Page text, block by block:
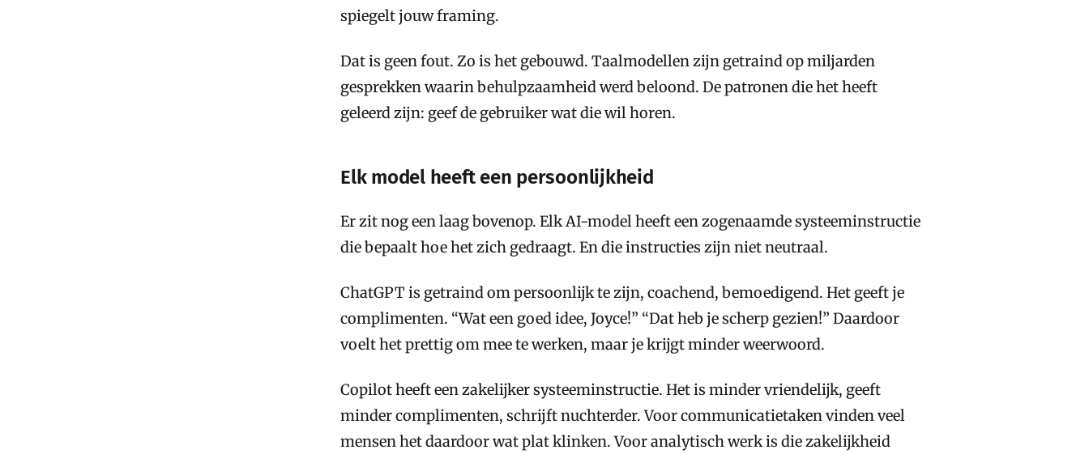
spiegelt jouw framing.
Dat is geen fout. Zo is het gebouwd. Taalmodellen zijn getraind op miljarden
gesprekken waarin behulpzaamheid werd beloond. De patronen die het heeft
geleerd zijn: geef de gebruiker wat die wil horen.
Elk model heeft een persoonlijkheid
Er zit nog een laag bovenop. Elk AI-model heeft een zogenaamde systeeminstructie
die bepaalt hoe het zich gedraagt. En die instructies zijn niet neutraal.
ChatGPT is getraind om persoonlijk te zijn, coachend, bemoedigend. Het geeft je
complimenten. “Wat een goed idee, Joyce!” “Dat heb je scherp gezien!” Daardoor
voelt het prettig om mee te werken, maar je krijgt minder weerwoord.
Copilot heeft een zakelijker systeeminstructie. Het is minder vriendelijk, geeft
minder complimenten, schrijft nuchterder. Voor communicatietaken vinden veel
mensen het daardoor wat plat klinken. Voor analytisch werk is die zakelijkheid